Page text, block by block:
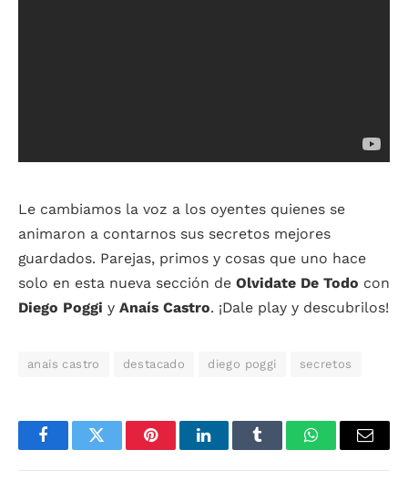
Le cambiamos la voz a los oyentes quienes se
animaron a contarnos sus secretos mejores
guardados. Parejas, primos y cosas que uno hace
solo en esta nueva sección de Olvidate De Todo con
Diego Poggi y Anaís Castro. ¡Dale play y descubrilos!
anais castro destacado diego poggi secretos
FacebookTwitter PinterestLinkedInTumblr WhatsAppEmail